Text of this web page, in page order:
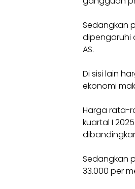
Sedangkan
dipengaruhi
AS.
Di sisi lain
ekonomi
Harga rata-
kuartal I
Sedangkan
33.000 per